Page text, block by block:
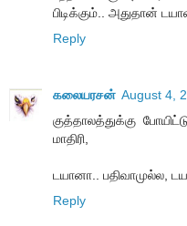
பிடிக்கும்.. அதுதான்
Reply
கலையரசன் August 4,
குத்தாலத்துக்கு
மாதிரி,
டயானா.. பதிவாமுல்ல,
Reply